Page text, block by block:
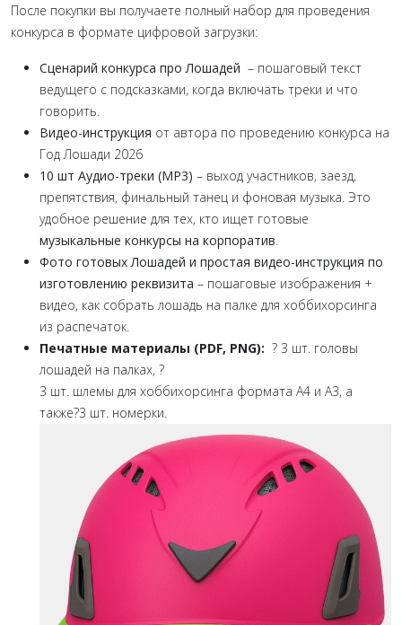
После покупки вы получаете полный набор для проведения
конкурса в формате цифровой загрузки:
Сценарий конкурса про Лошадей – пошаговый текст
ведущего с подсказками, когда включать треки и что
говорить.
Видео-инструкция от автора по проведению конкурса на
Год Лошади 2026
10 шт Аудио-треки (MP3) – выход участников, заезд,
препятствия, финальный танец и фоновая музыка. Это
удобное решение для тех, кто ищет готовые
музыкальные конкурсы на корпоратив
Фото готовых Лошадей и простая видео-инструкция по
изготовлению реквизита – пошаговые изображения +
видео, как собрать лошадь на палке для хоббихорсинга
из распечаток.
Печатные материалы (PDF, PNG): ? 3 шт. головы
лошадей на палках, ?
3 шт. шлемы для хоббихорсинга формата A4 и A3, а
также?3 шт. номерки.